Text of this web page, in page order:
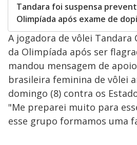
Tandara foi suspensa
Olimpíada após exame de
A jogadora de vôlei Tandara
da Olimpíada após ser
mandou mensagem de
brasileira feminina de vôlei
domingo (8) contra os
"Me preparei muito para
esse grupo formamos uma